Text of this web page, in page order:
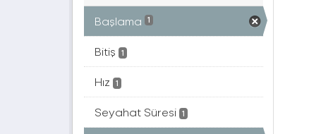
Başlama 1
Bitiş 1
Hız 1
Seyahat Süresi 1